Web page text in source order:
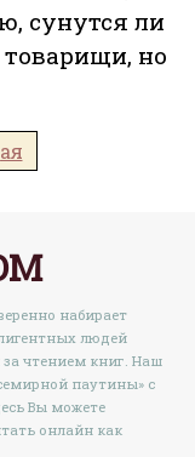
сунутся ли
но
набирает
людей
чтением книг. Наш
паутины» с
Вы можете
онлайн как